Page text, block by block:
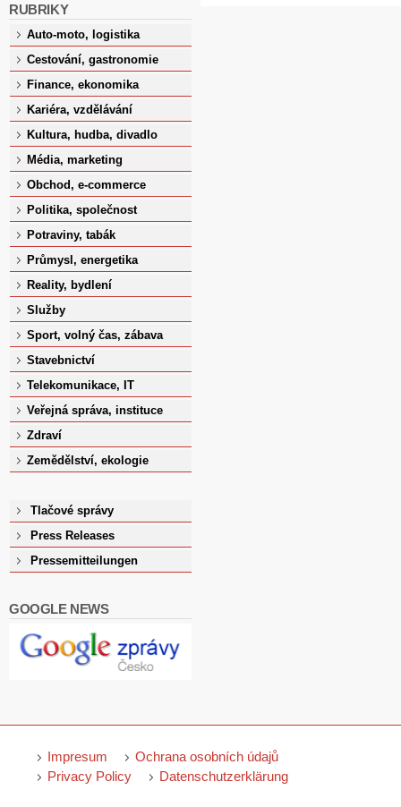
RUBRIKY
Auto-moto, logistika
Cestování, gastronomie
Finance, ekonomika
Kariéra, vzdělávání
Kultura, hudba, divadlo
Média, marketing
Obchod, e-commerce
Politika, společnost
Potraviny, tabák
Průmysl, energetika
Reality, bydlení
Služby
Sport, volný čas, zábava
Stavebnictví
Telekomunikace, IT
Veřejná správa, instituce
Zdraví
Zemědělství, ekologie
Tlačové správy
Press Releases
Pressemitteilungen
GOOGLE NEWS
Impresum
Ochrana osobních údajů
Privacy Policy
Datenschutzerklärung